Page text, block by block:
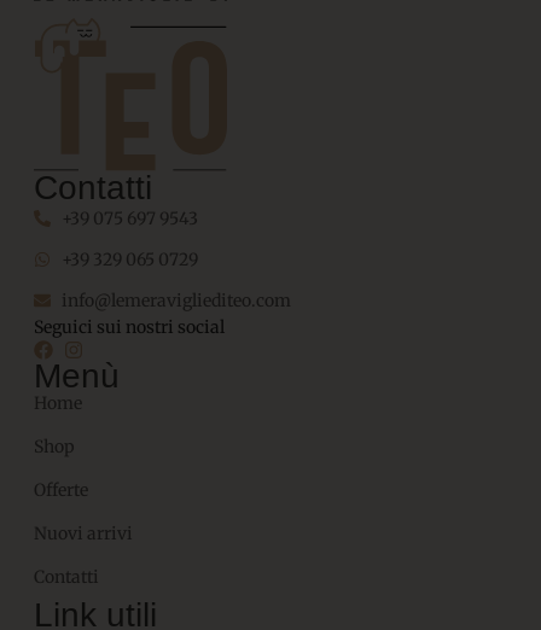
Contatti
+39 075 697 9543
+39 329 065 0729
info@lemeravigliediteo.com
Seguici sui nostri social
Menù
Home
Shop
Offerte
Nuovi arrivi
Contatti
Link utili